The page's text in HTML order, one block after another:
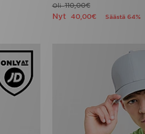
Oli110,00€
Nyt 40,00€ Säästä 64%